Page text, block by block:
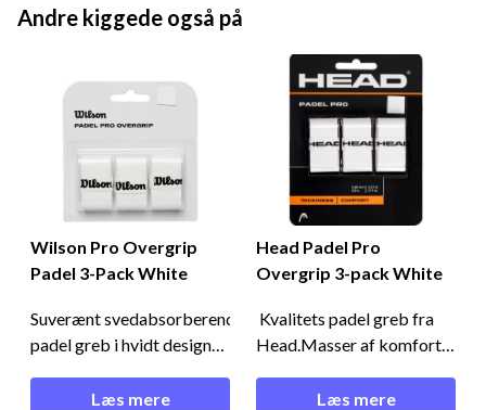
Andre kiggede også på
Wilson Pro Overgrip
Padel 3-Pack White
Suverænt svedabsorberende
padel greb i hvidt design
Wilson.Svedabsorberende
Læs mere
Head Padel Pro
Overgrip 3-pack White
Kvalitets padel greb fra
Head.Masser af komfort
Padel Pro Overgrip 3-
Læs mere